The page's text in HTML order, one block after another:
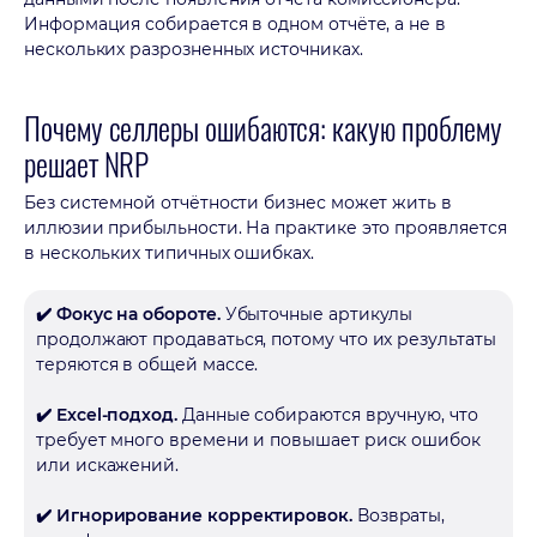
Информация собирается в одном отчёте, а не в
нескольких разрозненных источниках.
Почему селлеры ошибаются: какую проблему
решает NRP
Без системной отчётности бизнес может жить в
иллюзии прибыльности. На практике это проявляется
в нескольких типичных ошибках.
✔️ Фокус на обороте.Убыточные артикулы
продолжают продаваться, потому что их результаты
теряются в общей массе.
✔️ Excel-подход.Данные собираются вручную, что
требует много времени и повышает риск ошибок
или искажений.
✔️ Игнорирование корректировок.Возвраты,